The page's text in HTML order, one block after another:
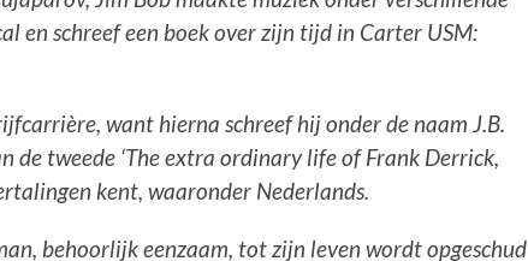
en schreef een boek over zijn tijd in Carter USM:
want hierna schreef hij onder de naam J.B.
de tweede ‘The extra ordinary life of Frank Derrick,
kent, waaronder Nederlands.
behoorlijk eenzaam, tot zijn leven wordt opgeschud